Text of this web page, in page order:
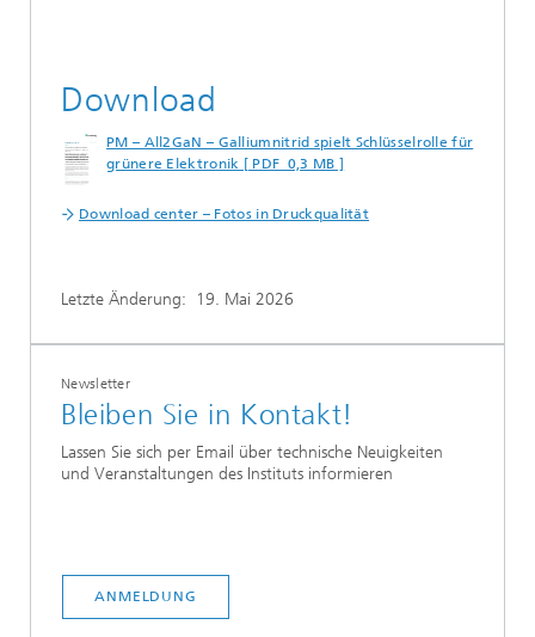
Download
PM – All2GaN – Galliumnitrid spielt Schlüsselrolle für
grünere Elektronik [ PDF 0,3 MB ]
Download center – Fotos in Druckqualität
Letzte Änderung: 19. Mai 2026
Newsletter
Bleiben Sie in Kontakt!
Lassen Sie sich per Email über technische Neuigkeiten
und Veranstaltungen des Instituts informieren
ANMELDUNG